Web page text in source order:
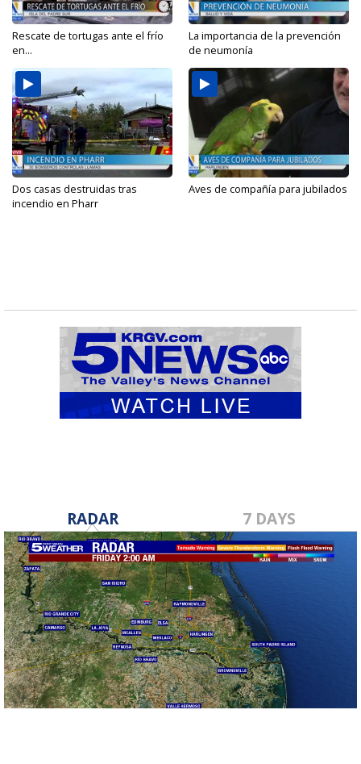
Rescate de tortugas ante el frío
en...
La importancia de la prevención
de neumonía
Dos casas destruidas tras
incendio en Pharr
Aves de compañía para jubilados
RADAR 7 DAYS